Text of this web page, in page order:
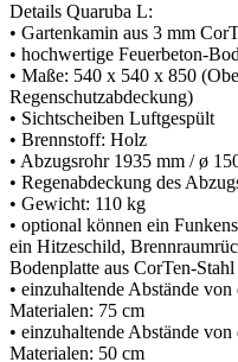
Details Quaruba L:
• Gartenkamin aus 3 mm
• hochwertige Feuerbeton-
• Maße: 540 x 540 x 850
Regenschutzabdeckung)
• Sichtscheiben Luftgespült
• Brennstoff: Holz
• Abzugsrohr 1935 mm / ø
• Regenabdeckung des
• Gewicht: 110 kg
• optional können ein
ein Hitzeschild,
Bodenplatte aus CorTen-
• einzuhaltende Abstände
Materialen: 75 cm
• einzuhaltende Abstände
Materialen: 50 cm